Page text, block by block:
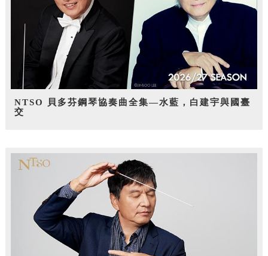
NTSO 貝多芬鋼琴協奏曲全集—水藍，白建宇與國臺
交